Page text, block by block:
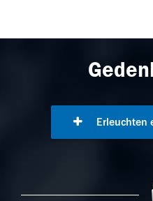
Erleuchten